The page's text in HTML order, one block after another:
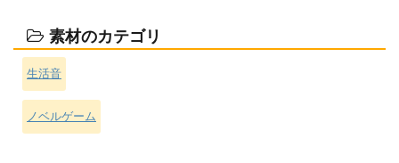
素材のカテゴリ
生活音
ノベルゲーム